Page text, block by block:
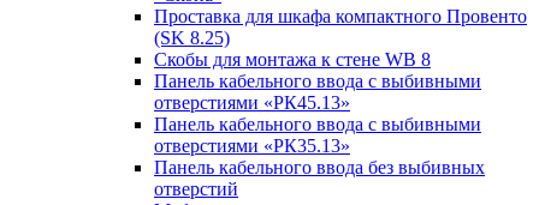
Проставка для шкафа компактного Провенто
(SK 8.25)
Скобы для монтажа к стене WB 8
Панель кабельного ввода с выбивными
отверстиями «РК45.13»
Панель кабельного ввода с выбивными
отверстиями «РК35.13»
Панель кабельного ввода без выбивных
отверстий